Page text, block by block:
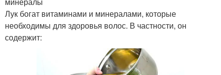
Лук богат витаминами и минералами, которые
необходимы для здоровья волос. В частности, он
содержит: